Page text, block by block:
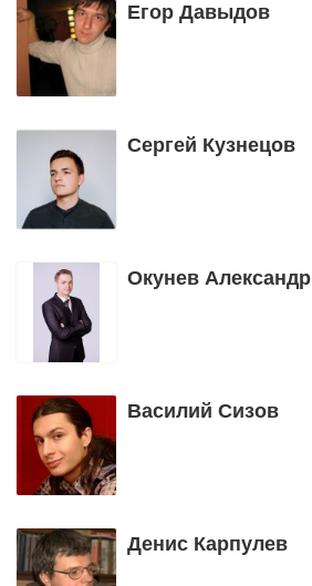
Егор Давыдов
Сергей Кузнецов
Окунев Александр
Василий Сизов
Денис Карпулев